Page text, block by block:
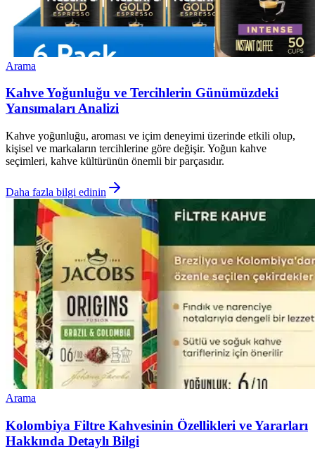
Arama
Kahve Yoğunluğu ve Tercihlerin Günümüzdeki
Yansımaları Analizi
Kahve yoğunluğu, aroması ve içim deneyimi üzerinde etkili olup,
kişisel ve markaların tercihlerine göre değişir. Yoğun kahve
seçimleri, kahve kültürünün önemli bir parçasıdır.
Daha fazla bilgi edinin
Arama
Kolombiya Filtre Kahvesinin Özellikleri ve Yararları
Hakkında Detaylı Bilgi